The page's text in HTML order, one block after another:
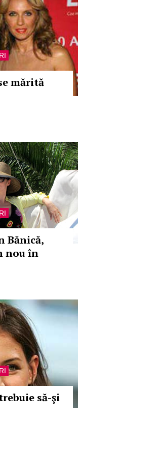
mărită
Bănică,
nou în
să-şi